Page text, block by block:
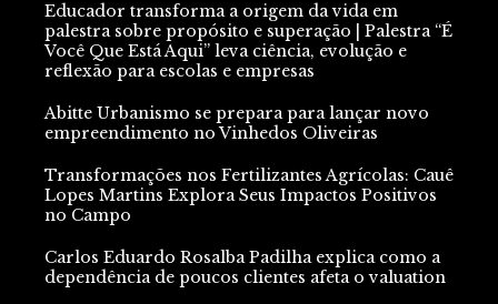
Educador transforma a origem da vida em
palestra sobre propósito e superação | Palestra “É
Você Que Está Aqui” leva ciência, evolução e
reflexão para escolas e empresas
Abitte Urbanismo se prepara para lançar novo
empreendimento no Vinhedos Oliveiras
Transformações nos Fertilizantes Agrícolas: Cauê
Lopes Martins Explora Seus Impactos Positivos
no Campo
Carlos Eduardo Rosalba Padilha explica como a
dependência de poucos clientes afeta o valuation